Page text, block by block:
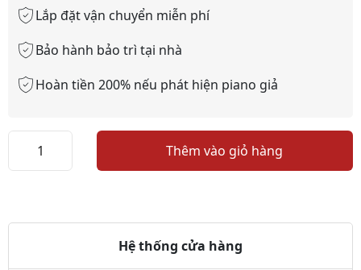
Lắp đặt vận chuyển miễn phí
Bảo hành bảo trì tại nhà
Hoàn tiền 200% nếu phát hiện piano giả
Piano
Thêm vào giỏ hàng
Hệ thống cửa hàng